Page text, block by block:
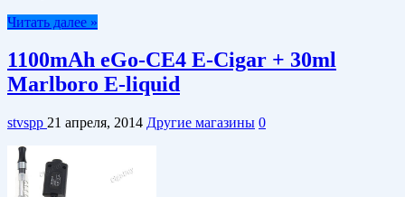
Читать далее »
1100mAh eGo-CE4 E-Cigar + 30ml
Marlboro E-liquid
stvspp 21 апреля, 2014 Другие магазины 0